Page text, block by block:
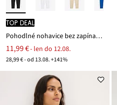
TOP DEAL
Pohodlné nohavice bez zapínania Punto di Roma
11,99 €- len do 12.08.
28,99 € - od 13.08. +141%